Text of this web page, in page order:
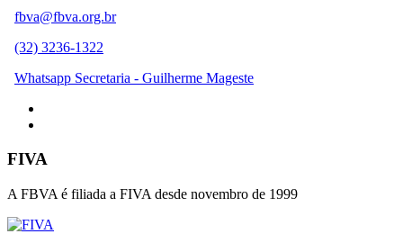
fbva@fbva.org.br
(32) 3236-1322
Whatsapp Secretaria - Guilherme Mageste
FIVA
A FBVA é filiada a FIVA desde novembro de 1999